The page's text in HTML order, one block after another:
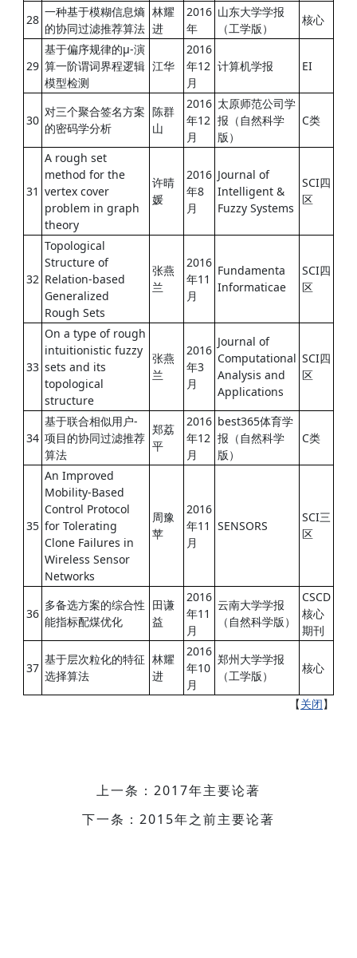
28
一种基于模糊信息熵
的协同过滤推荐算法
林耀
进
2016
年
山东大学学报
（工学版）
核心
29
基于偏序规律的μ-演
算一阶谓词界程逻辑
模型检测
江华
2016
年12
月
计算机学报 EI
30
对三个聚合签名方案
的密码学分析
陈群
山
2016
年12
月
太原师范公司学
报（自然科学
版）
C类
31
A rough set
method for the
vertex cover
problem in graph
theory
许晴
媛
2016
年8
月
Journal of
Intelligent &
Fuzzy Systems
SCI四
区
32
Topological
Structure of
Relation-based
Generalized
Rough Sets
张燕
兰
2016
年11
月
Fundamenta
Informaticae
SCI四
区
33
On a type of rough
intuitionistic fuzzy
sets and its
topological
structure
张燕
兰
2016
年3
月
Journal of
Computational
Analysis and
Applications
SCI四
区
34
基于联合相似用户-
项目的协同过滤推荐
算法
郑荔
平
2016
年12
月
best365体育学
报（自然科学
版）
C类
35
An Improved
Mobility-Based
Control Protocol
for Tolerating
Clone Failures in
Wireless Sensor
Networks
周豫
苹
2016
年11
月
SENSORS
SCI三
区
36
多备选方案的综合性
能指标配煤优化
田谦
益
2016
年11
月
云南大学学报
（自然科学版）
CSCD
核心
期刊
37
基于层次粒化的特征
选择算法
林耀
进
2016
年10
月
郑州大学学报
（工学版）
核心
【关闭】
上一条：2017年主要论著
下一条：2015年之前主要论著